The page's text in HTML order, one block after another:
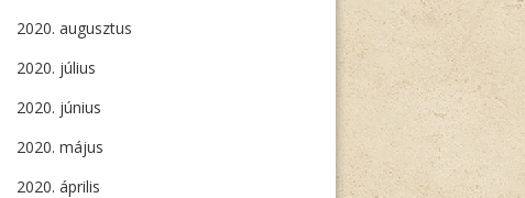
2020. augusztus
2020. július
2020. június
2020. május
2020. április